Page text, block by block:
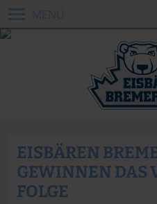
EISBÄREN
GEWINNEN DAS
FOLGE